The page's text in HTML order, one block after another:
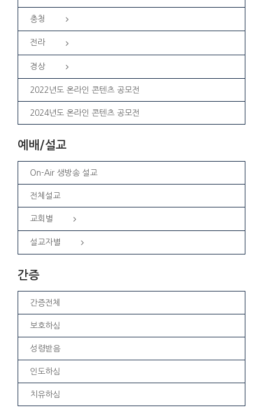
충청
전라
경상
2022년도 온라인 콘텐츠 공모전
2024년도 온라인 콘텐츠 공모전
예배/설교
On-Air 생방송 설교
전체설교
교회별
설교자별
간증
간증전체
보호하심
성령받음
인도하심
치유하심